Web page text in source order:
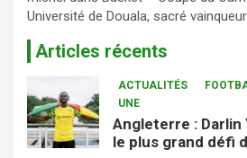
Université de Douala, sacré vainqueur
Articles récents
ACTUALITÉS
UNE
Angleterre : Darlin
le plus grand défi